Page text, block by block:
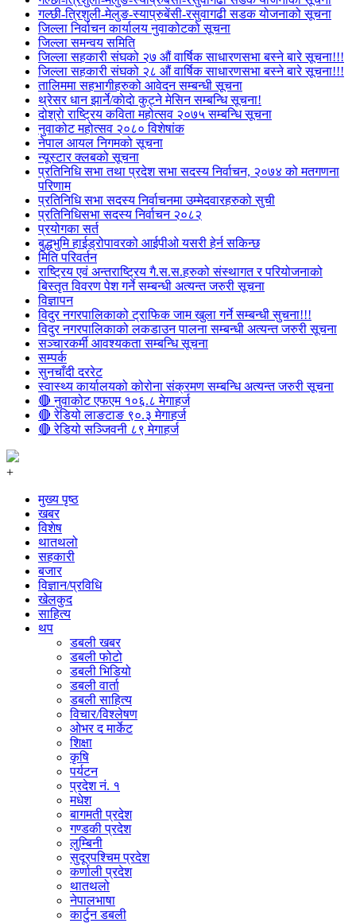
गल्छी-त्रिशुली-मेलुङ-स्याप्रुबेंसी-रसुवागढी सडक योजनाको सूचना
जिल्ला निर्वाचन कार्यालय नुवाकोटको सूचना
जिल्ला समन्वय समिति
जिल्ला सहकारी संघको २७ औं वार्षिक साधारणसभा बस्ने बारे सूचना!!!
जिल्ला सहकारी संघको २८ औं वार्षिक साधारणसभा बस्ने बारे सूचना!!!
तालिममा सहभागीहरुको आवेदन सम्बन्धी सूचना
थ्रेसर धान झार्ने/काेदाे कुट्ने मेसिन सम्बन्धि सूचना!
दोश्रो राष्ट्रिय कविता महोत्सव २०७५ सम्बन्धि सूचना
नुवाकोट महोत्सव २०८० विशेषांक
नेपाल आयल निगमको सूचना
न्यूस्टार क्लबको सूचना
प्रतिनिधि सभा तथा प्रदेश सभा सदस्य निर्वाचन, २०७४ को मतगणना
परिणाम
प्रतिनिधि सभा सदस्य निर्वाचनमा उम्मेदवारहरुको सुची
प्रतिनिधिसभा सदस्य निर्वाचन २०८२
प्रयोगका सर्त
बुद्धभुमि हाईड्रोपावरको आईपीओ यसरी हेर्न सकिन्छ
मिति परिवर्तन
राष्ट्रिय एवं अन्तराष्ट्रिय गै.स.स.हरुको संस्थागत र परियोजनाको
बिस्तृत विवरण पेश गर्ने सम्बन्धी अत्यन्त जरुरी सूचना
विज्ञापन
विदुर नगरपालिकाको ट्राफिक जाम खुला गर्ने सम्बन्धी सुचना!!!
विदुर नगरपालिकाको लकडाउन पालना सम्बन्धी अत्यन्त जरुरी सूचना
सञ्चारकर्मी आवश्यकता सम्बन्धि सूचना
सम्पर्क
सुनचाँदी दररेट
स्वास्थ्य कार्यालयको कोरोना संक्रमण सम्बन्धि अत्यन्त जरुरी सूचना
🔴 नुवाकोट एफएम १०६.८ मेगाहर्ज
🔴 रेडियो लाङटाङ ९०.३ मेगाहर्ज
🔴 रेडियो सञ्जिवनी ८९ मेगाहर्ज
+
मुख्य पृष्ठ
खबर
विशेष
थातथलो
सहकारी
बजार
विज्ञान/प्रविधि
खेलकुद
साहित्य
थप
डबली खबर
डबली फोटो
डबली भिडियो
डबली वार्ता
डबली साहित्य
विचार/विश्‍लेषण
ओभर द मार्केट
शिक्षा
कृषि
पर्यटन
प्रदेश नं. १
मधेश
बागमती प्रदेश
गण्डकी प्रदेश
लुम्बिनी
सुदूरपश्चिम प्रदेश
कर्णाली प्रदेश
थातथलो
नेपालभाषा
कार्टुन डबली